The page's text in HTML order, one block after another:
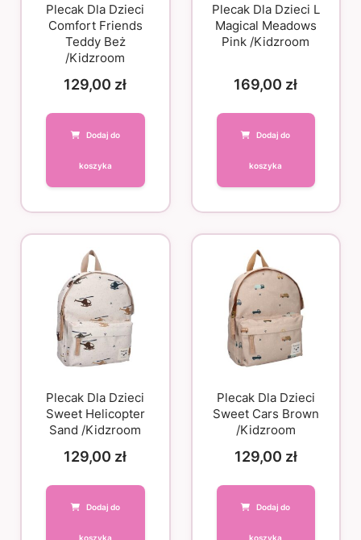
Plecak Dla Dzieci
Comfort Friends
Teddy Beż
/Kidzroom
129,00 zł
Dodaj do
koszyka
Plecak Dla Dzieci L
Magical Meadows
Pink /Kidzroom
169,00 zł
Dodaj do
koszyka
Plecak Dla Dzieci
Sweet Helicopter
Sand /Kidzroom
129,00 zł
Dodaj do
koszyka
Plecak Dla Dzieci
Sweet Cars Brown
/Kidzroom
129,00 zł
Dodaj do
koszyka